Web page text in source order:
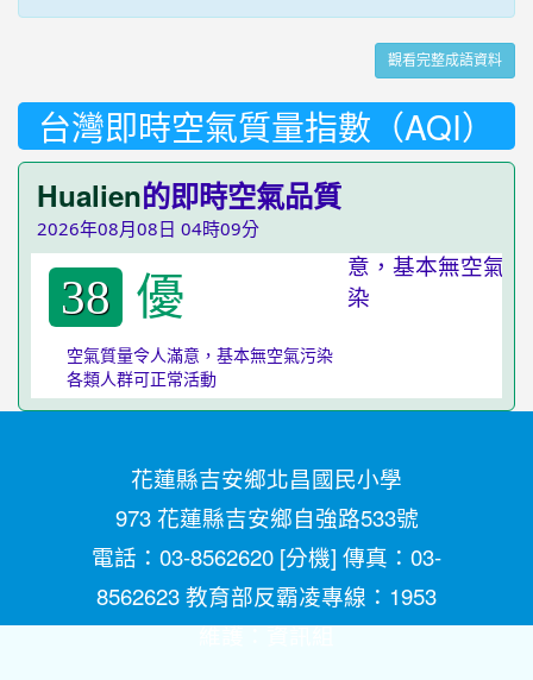
觀看完整成語資料
台灣即時空氣質量指數（AQI）
Hualien的即時空氣品質
2026年08月08日 04時09分
38 優
空氣質量令人滿意，基本無空氣污染
各類人群可正常活動
花蓮縣吉安鄉北昌國民小學
973 花蓮縣吉安鄉自強路533號
電話：03-8562620 [分機] 傳真：03-
8562623 教育部反霸凌專線：1953
維護：資訊組